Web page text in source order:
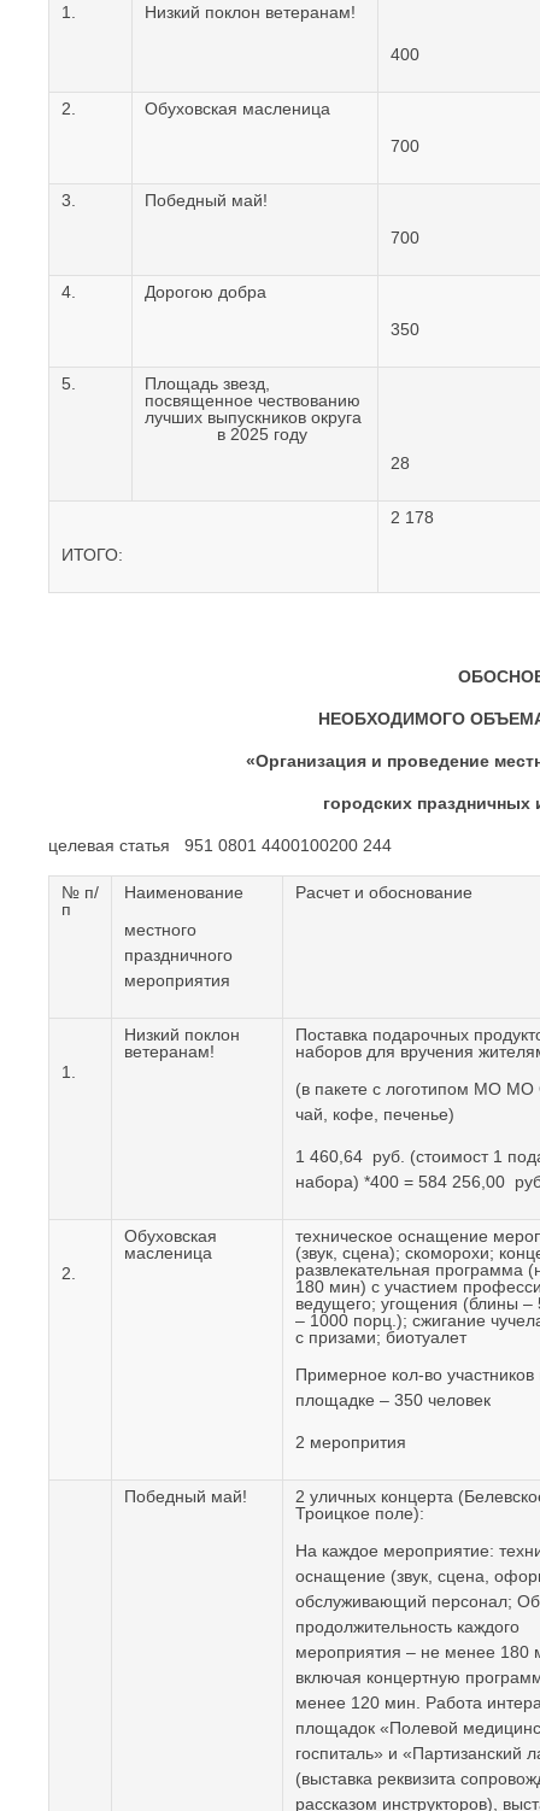
1. Низкий поклон ветеранам!
400
2.
Обуховская масленица
700
3.
Победный май!
700
4.
Дорогою добра
350
5.
Площадь звезд,
посвященное чествованию
лучших выпускников округа
в 2025 году
28
ИТОГО:
2 178
НЕОБХОДИМОГО
«Организация и проведение
городских
целевая статья 951 0801 4400100200 244
№ п/
п
Наименование
местного
праздничного
мероприятия
Расчет и обоснование
1.
Низкий поклон
ветеранам!
Поставка подарочных
наборов для вручения
(в пакете с логотипом МО МО
чай, кофе, печенье)
1 460,64 руб. (стоимост 1
набора) *400 = 584 256,00
2.
Обуховская
масленица
техническое оснащение
(звук, сцена); скоморохи;
развлекательная программа
180 мин) с участием
ведущего; угощения (блины –
– 1000 порц.); сжигание
с призами; биотуалет
Примерное кол-во
площадке – 350 человек
2 меропрития
Победный май!
2 уличных концерта
Троицкое поле):
На каждое мероприятие:
оснащение (звук, сцена,
обслуживающий персонал;
продолжительность каждого
мероприятия – не менее 180
включая концертную
менее 120 мин. Работа
площадок «Полевой
госпиталь» и «Партизанский
(выставка реквизита
рассказом инструкторов),